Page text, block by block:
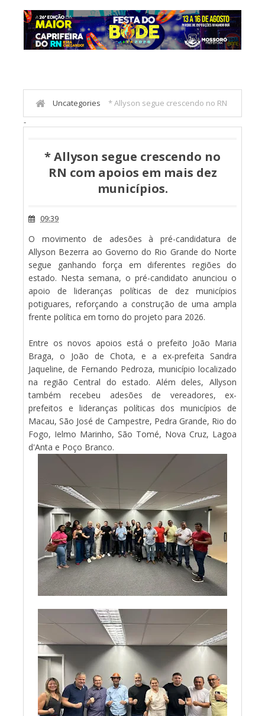
Uncategories * Allyson segue crescendo no RN
com apoios em mais dez municípios.
-
* Allyson segue crescendo no
RN com apoios em mais dez
municípios.
09:39
O movimento de adesões à pré-candidatura de
Allyson Bezerra ao Governo do Rio Grande do Norte
segue ganhando força em diferentes regiões do
estado. Nesta semana, o pré-candidato anunciou o
apoio de lideranças políticas de dez municípios
potiguares, reforçando a construção de uma ampla
frente política em torno do projeto para 2026.
Entre os novos apoios está o prefeito João Maria
Braga, o João de Chota, e a ex-prefeita Sandra
Jaqueline, de Fernando Pedroza, município localizado
na região Central do estado. Além deles, Allyson
também recebeu adesões de vereadores, ex-
prefeitos e lideranças políticas dos municípios de
Macau, São José de Campestre, Pedra Grande, Rio do
Fogo, Ielmo Marinho, São Tomé, Nova Cruz, Lagoa
d'Anta e Poço Branco.